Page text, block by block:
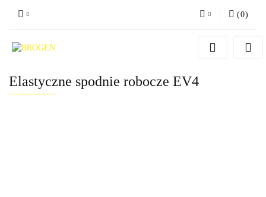
Dodaj zgłoszenie
(0)
Elastyczne spodnie robocze EV4